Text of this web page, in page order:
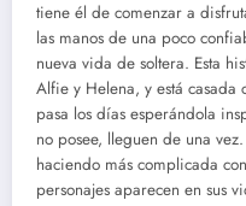
tiene él de comenzar a
las manos de una poco
nueva vida de soltera. Esta
Alfie y Helena, y está casada
pasa los días esperándola
no posee, lleguen de una
haciendo más complicada
personajes aparecen en sus